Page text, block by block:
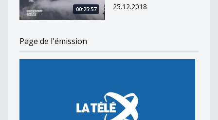
00:25:57
25.12.2018
Page de l'émission